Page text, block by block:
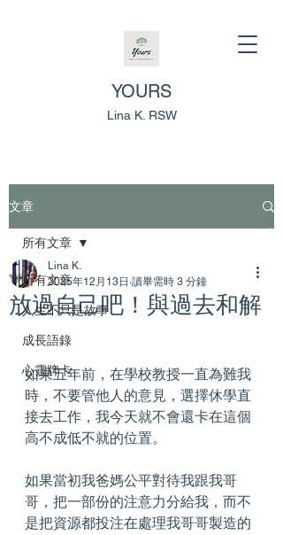
YOURS
Lina K. RSW
文章
所有文章
人生不只是故事
成長語錄
心靈牌卡
所有文章
放過自己吧！與過去和解
Lina K.
2025年12月13日 讀畢需時 3 分鐘
如果五年前，在學校教授一直為難我
時，不要管他人的意見，選擇休學直
接去工作，我今天就不會還卡在這個
高不成低不就的位置。
如果當初我爸媽公平對待我跟我哥
哥，把一部份的注意力分給我，而不
是把資源都投注在處理我哥哥製造的